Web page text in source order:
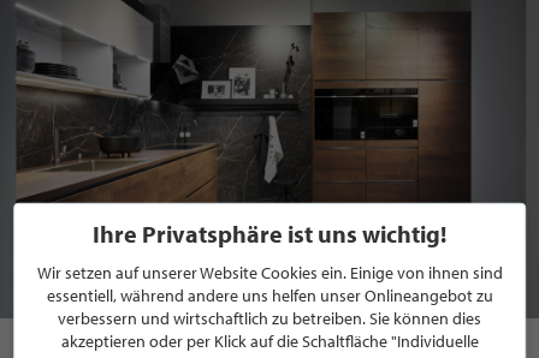
di Vinci Kitchen
Ihre Privatsphäre ist uns wichtig!
Wir setzen auf unserer Website Cookies ein. Einige von ihnen sind
essentiell, während andere uns helfen unser Onlineangebot zu
verbessern und wirtschaftlich zu betreiben. Sie können dies
akzeptieren oder per Klick auf die Schaltfläche "Individuelle